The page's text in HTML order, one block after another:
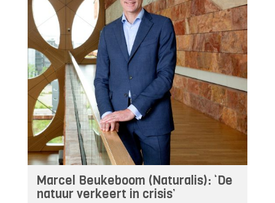
Marcel Beukeboom (Naturalis): ‘De
natuur verkeert in crisis’